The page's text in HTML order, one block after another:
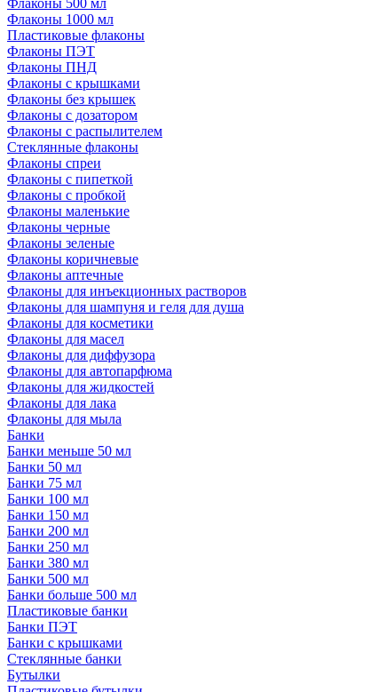
Флаконы 500 мл
Флаконы 1000 мл
Пластиковые флаконы
Флаконы ПЭТ
Флаконы ПНД
Флаконы с крышками
Флаконы без крышек
Флаконы с дозатором
Флаконы с распылителем
Стеклянные флаконы
Флаконы cпреи
Флаконы с пипеткой
Флаконы с пробкой
Флаконы маленькие
Флаконы черные
Флаконы зеленые
Флаконы коричневые
Флаконы аптечные
Флаконы для инъекционных растворов
Флаконы для шампуня и геля для душа
Флаконы для косметики
Флаконы для масел
Флаконы для диффузора
Флаконы для автопарфюма
Флаконы для жидкостей
Флаконы для лака
Флаконы для мыла
Банки
Банки меньше 50 мл
Банки 50 мл
Банки 75 мл
Банки 100 мл
Банки 150 мл
Банки 200 мл
Банки 250 мл
Банки 380 мл
Банки 500 мл
Банки больше 500 мл
Пластиковые банки
Банки ПЭТ
Банки с крышками
Стеклянные банки
Бутылки